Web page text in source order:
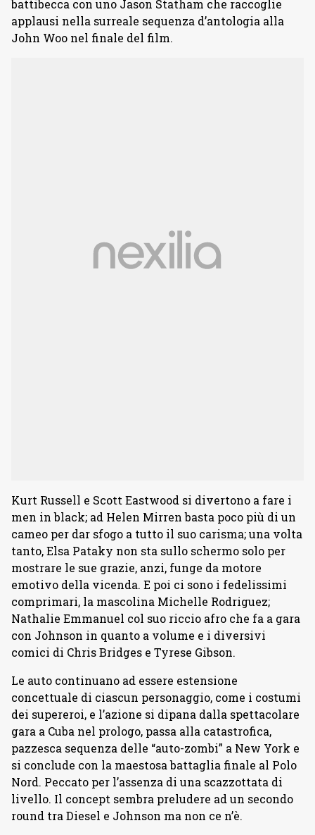
battibecca con uno Jason Statham che raccoglie
applausi nella surreale sequenza d’antologia alla
John Woo nel finale del film.
Kurt Russell e Scott Eastwood si divertono a fare i
men in black; ad Helen Mirren basta poco più di un
cameo per dar sfogo a tutto il suo carisma; una volta
tanto, Elsa Pataky non sta sullo schermo solo per
mostrare le sue grazie, anzi, funge da motore
emotivo della vicenda. E poi ci sono i fedelissimi
comprimari, la mascolina Michelle Rodriguez;
Nathalie Emmanuel col suo riccio afro che fa a gara
con Johnson in quanto a volume e i diversivi
comici di Chris Bridges e Tyrese Gibson.
Le auto continuano ad essere estensione
concettuale di ciascun personaggio, come i costumi
dei supereroi, e l’azione si dipana dalla spettacolare
gara a Cuba nel prologo, passa alla catastrofica,
pazzesca sequenza delle “auto-zombi” a New York e
si conclude con la maestosa battaglia finale al Polo
Nord. Peccato per l’assenza di una scazzottata di
livello. Il concept sembra preludere ad un secondo
round tra Diesel e Johnson ma non ce n’è.